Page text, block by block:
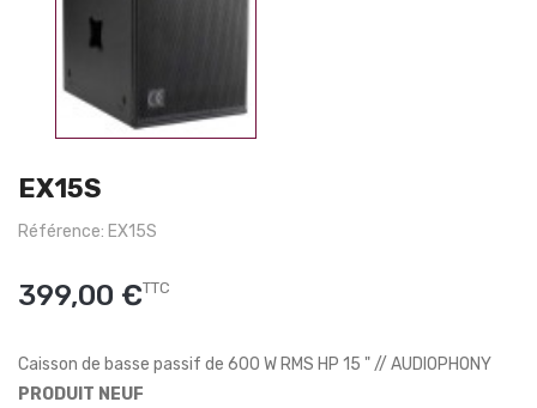
EX15S
Référence: EX15S
399,00 €TTC
Caisson de basse passif de 600 W RMS HP 15 " // AUDIOPHONY
PRODUIT NEUF